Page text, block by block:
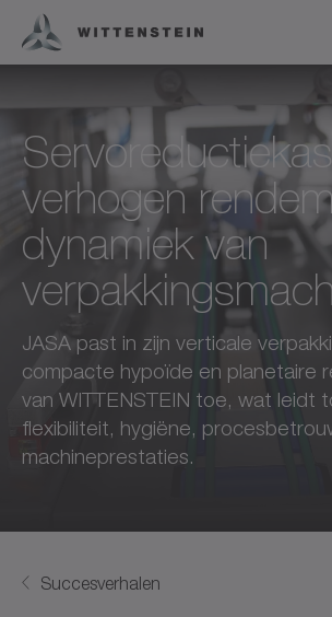
verhogen
dynamiek van
JASA past in zijn verticale
compacte hypoïde en planetaire
van WITTENSTEIN toe, wat leidt
flexibiliteit, hygiëne,
machineprestaties.
Succesverhalen